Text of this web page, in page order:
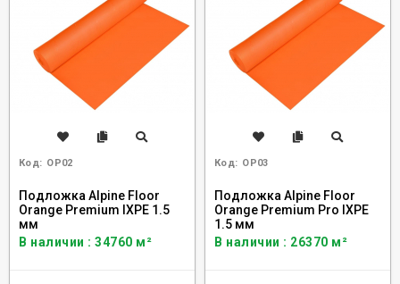
Код: OP02
Подложка Alpine Floor
Orange Premium IXPE 1.5
мм
В наличии : 34760 м²
Код: OP03
Подложка Alpine Floor
Orange Premium Pro IXPE
1.5 мм
В наличии : 26370 м²